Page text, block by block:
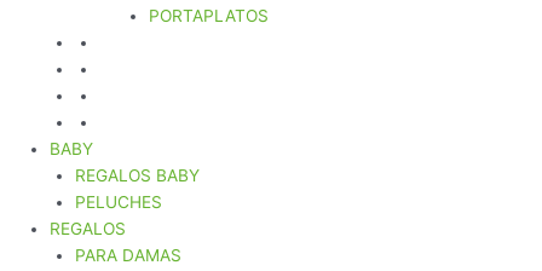
PORTAPLATOS
BABY
REGALOS BABY
PELUCHES
REGALOS
PARA DAMAS